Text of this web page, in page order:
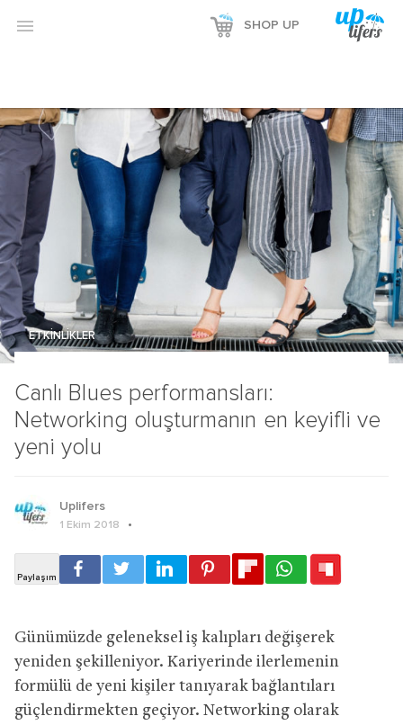
 SHOP UP
Canlı Blues performansları:
Networking oluşturmanın en keyifli ve
yeni yolu
ETKİNLİKLER
Uplifers
1 Ekim 2018
Günümüzde geleneksel iş kalıpları değişerek
yeniden şekilleniyor. Kariyerinde ilerlemenin
formülü de yeni kişiler tanıyarak bağlantıları
güçlendirmekten geçiyor. Networking olarak